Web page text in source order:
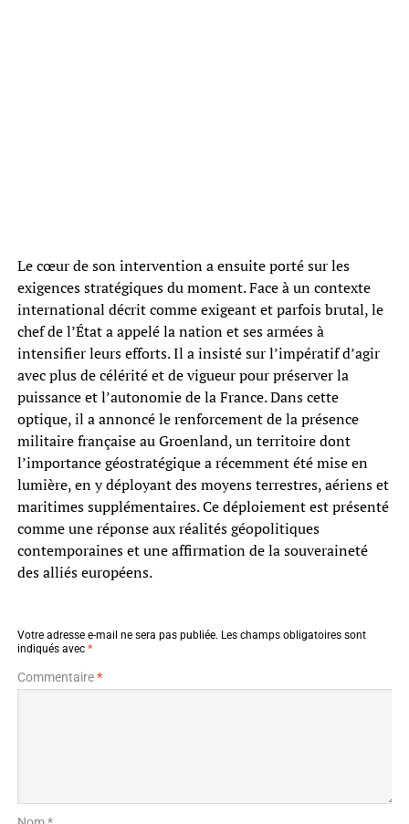
Le cœur de son intervention a ensuite porté sur les
exigences stratégiques du moment. Face à un contexte
international décrit comme exigeant et parfois brutal, le
chef de l’État a appelé la nation et ses armées à
intensifier leurs efforts. Il a insisté sur l’impératif d’agir
avec plus de célérité et de vigueur pour préserver la
puissance et l’autonomie de la France. Dans cette
optique, il a annoncé le renforcement de la présence
militaire française au Groenland, un territoire dont
l’importance géostratégique a récemment été mise en
lumière, en y déployant des moyens terrestres, aériens et
maritimes supplémentaires. Ce déploiement est présenté
comme une réponse aux réalités géopolitiques
contemporaines et une affirmation de la souveraineté
des alliés européens.
Votre adresse e-mail ne sera pas publiée. Les champs obligatoires sont
indiqués avec *
Commentaire*